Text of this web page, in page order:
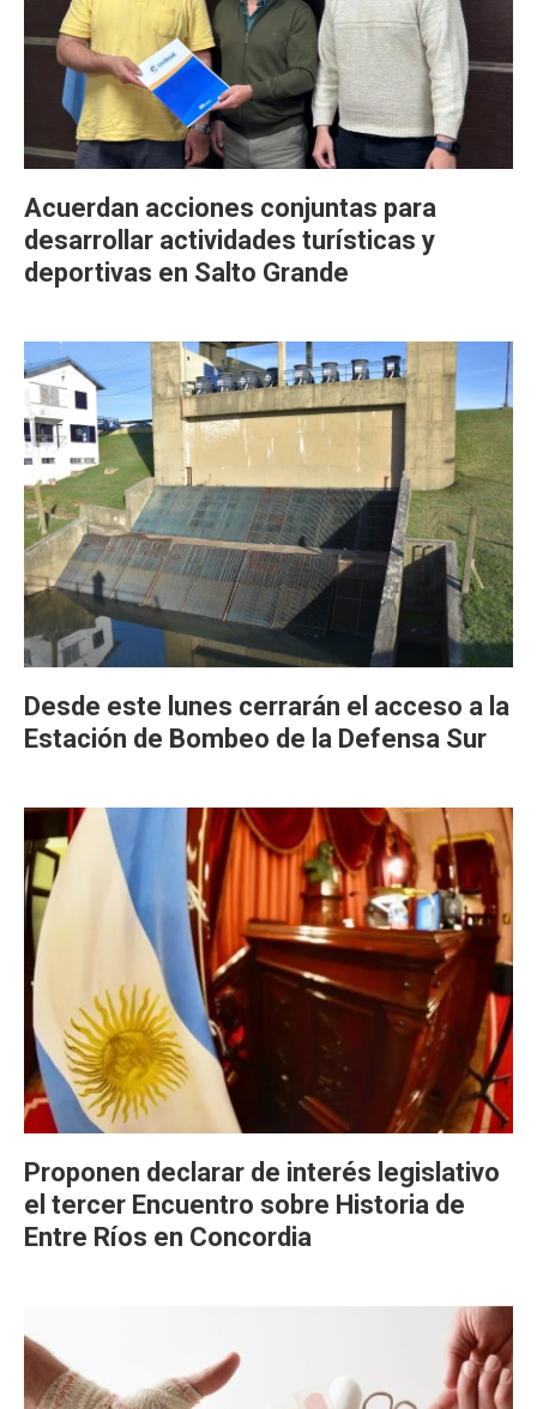
Acuerdan acciones conjuntas para
desarrollar actividades turísticas y
deportivas en Salto Grande
Desde este lunes cerrarán el acceso a la
Estación de Bombeo de la Defensa Sur
Proponen declarar de interés legislativo
el tercer Encuentro sobre Historia de
Entre Ríos en Concordia